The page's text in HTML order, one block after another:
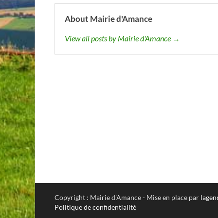
About Mairie d'Amance
View all posts by Mairie d'Amance →
Copyright : Mairie d'Amance - Mise en place par
Politique de confidentialité